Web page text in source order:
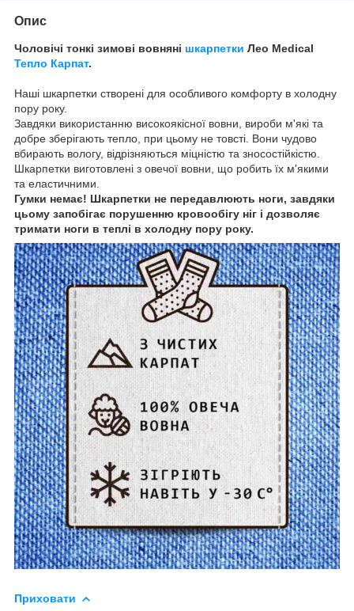
Опис
Чоловічі тонкі зимові вовняні шкарпетки Лео Medical
Тепло Карпат.
Наші шкарпетки створені для особливого комфорту в холодну
пору року.
Завдяки використанню високоякісної вовни, вироби м'які та
добре зберігають тепло, при цьому не товсті. Вони чудово
вбирають вологу, відрізняються міцністю та зносостійкістю.
Шкарпетки виготовлені з овечої вовни, що робить їх м'якими
та еластичними.
Гумки немає! Шкарпетки не передавлюють ноги, завдяки
цьому запобігає порушенню кровообігу ніг і дозволяє
тримати ноги в теплі в холодну пору року.
Приховати